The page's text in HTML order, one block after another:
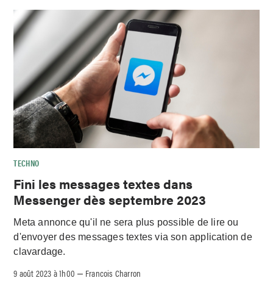
TECHNO
Fini les messages textes dans
Messenger dès septembre 2023
Meta annonce qu'il ne sera plus possible de lire ou
d'envoyer des messages textes via son application de
clavardage.
9 août 2023 à 1h00 – Francois Charron